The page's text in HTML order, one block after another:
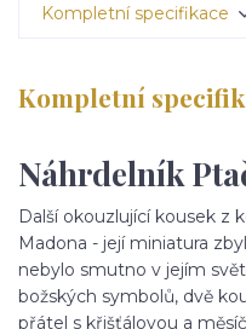
Kompletní specifikace
Kompletní
Náhrdelník
Další okouzlující kousek z
Madona - její miniatura
nebylo smutno v jejím
božských symbolů, dvě
přátel s křišťálovou a